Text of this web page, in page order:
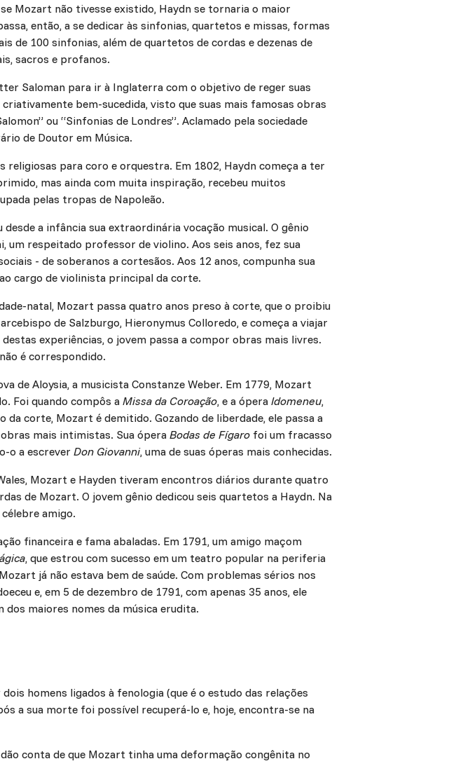
Mozart não tivesse existido, Haydn se tornaria o maior
então, a se dedicar às sinfonias, quartetos e missas, formas
de 100 sinfonias, além de quartetos de cordas e dezenas de
sacros e profanos.
Saloman para ir à Inglaterra com o objetivo de reger suas
bem-sucedida, visto que suas mais famosas obras
ou “Sinfonias de Londres”. Aclamado pela sociedade
de Doutor em Música.
para coro e orquestra. Em 1802, Haydn começa a ter
mas ainda com muita inspiração, recebeu muitos
pelas tropas de Napoleão.
desde a infância sua extraordinária vocação musical. O gênio
um respeitado professor de violino. Aos seis anos, fez sua
- de soberanos a cortesãos. Aos 12 anos, compunha sua
cargo de violinista principal da corte.
natal, Mozart passa quatro anos preso à corte, que o proibiu
de Salzburgo, Hieronymus Colloredo, e começa a viajar
experiências, o jovem passa a compor obras mais livres.
é correspondido.
de Aloysia, a musicista Constanze Weber. Em 1779, Mozart
Foi quando compôs aMissa da Coroação, e a ópera Idomeneu,
corte, Mozart é demitido. Gozando de liberdade, ele passa a
mais intimistas. Sua ópera Bodas de Fígaro foi um fracasso
o a escrever Don Giovanni, uma de suas óperas mais conhecidas.
Mozart e Hayden tiveram encontros diários durante quatro
de Mozart. O jovem gênio dedicou seis quartetos a Haydn. Na
amigo.
financeira e fama abaladas. Em 1791, um amigo maçom
, que estrou com sucesso em um teatro popular na periferia
já não estava bem de saúde. Com problemas sérios nos
e, em 5 de dezembro de 1791, com apenas 35 anos, ele
dos maiores nomes da música erudita.
homens ligados à fenologia (que é o estudo das relações
a sua morte foi possível recuperá-lo e, hoje, encontra-se na
conta de que Mozart tinha uma deformação congênita no